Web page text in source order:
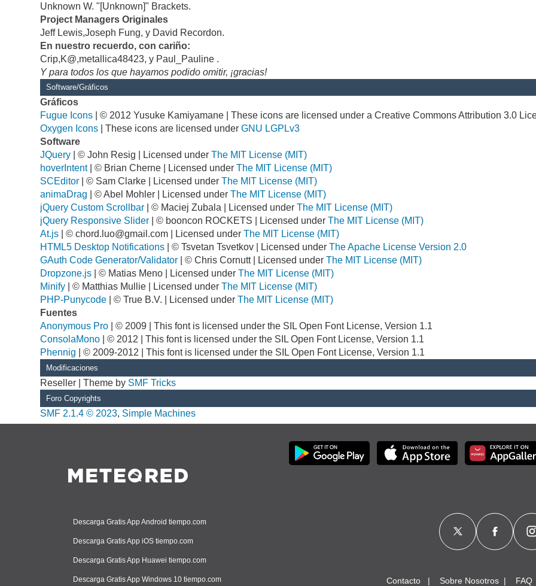
Unknown W. "[Unknown]" Brackets.
Project Managers Originales
Jeff Lewis,Joseph Fung, y David Recordon.
En nuestro recuerdo, con cariño:
Crip,K@,metallica48423, y Paul_Pauline .
Y para todos los que hayamos podido omitir, ¡gracias!
Software/Gráficos
Gráficos
Fugue Icons | © 2012 Yusuke Kamiyamane | These icons are licensed under a Creative Commons Attribution 3.0
Oxygen Icons | These icons are licensed underGNU LGPLv3
Software
JQuery | © John Resig | Licensed underThe MIT License (MIT)
hoverIntent| © Brian Cherne | Licensed underThe MIT License (MIT)
SCEditor | © Sam Clarke | Licensed underThe MIT License (MIT)
animaDrag | © Abel Mohler | Licensed underThe MIT License (MIT)
jQuery Custom Scrollbar | © Maciej Zubala | Licensed underThe MIT License (MIT)
jQuery Responsive Slider | © booncon ROCKETS | Licensed underThe MIT License (MIT)
At.js | ©chord.luo@gmail.com | Licensed underThe MIT License (MIT)
HTML5 Desktop Notifications | © Tsvetan Tsvetkov | Licensed underThe Apache License Version 2.0
GAuth Code Generator/Validator | © Chris Cornutt | Licensed underThe MIT License (MIT)
Dropzone.js | © Matias Meno | Licensed underThe MIT License (MIT)
Minify | © Matthias Mullie | Licensed underThe MIT License (MIT)
PHP-Punycode | © True B.V. | Licensed underThe MIT License (MIT)
Fuentes
Anonymous Pro | © 2009 | This font is licensed under the SIL Open Font License, Version 1.1
ConsolaMono | © 2012 | This font is licensed under the SIL Open Font License, Version 1.1
Phennig | © 2009-2012 | This font is licensed under the SIL Open Font License, Version 1.1
Modificaciones
Reseller | Theme by SMF Tricks
Foro Copyrights
SMF 2.1.4 © 2023, Simple Machines
Descarga Gratis App Android tiempo.com
Descarga Gratis App iOS tiempo.com
Descarga Gratis App Huawei tiempo.com
Descarga Gratis App Windows 10 tiempo.com Contacto Sobre Nosotros FAQ